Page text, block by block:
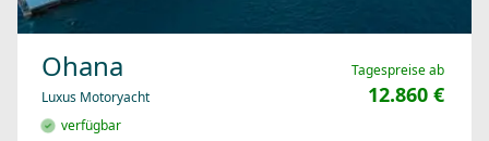
Ohana
Luxus Motoryacht
verfügbar
Tagespreise ab
12.860 €